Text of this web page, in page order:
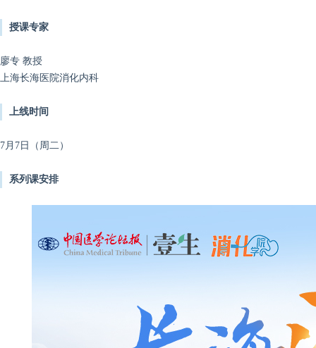
授课专家
廖专 教授
上海长海医院消化内科
上线时间
7月7日（周二）
系列课安排